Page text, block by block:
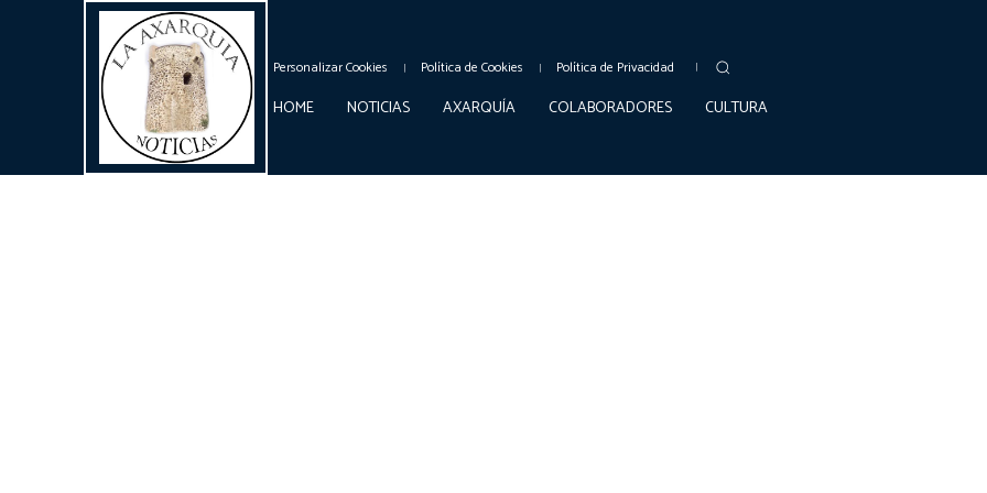
Personalizar Cookies Política de Cookies Política de Privacidad
HOME NOTICIAS AXARQUÍA COLABORADORES CULTURA